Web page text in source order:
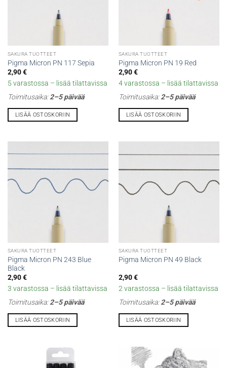
SAKURA TUOTTEET
Pigma Micron PN 117 Sepia
2,90€
5 varastossa – lisää tilattavissa
Toimitusaika:2–5 päivää
LISÄÄ OSTOSKORIIN
SAKURA TUOTTEET
Pigma Micron PN 19 Red
2,90€
4 varastossa – lisää tilattavissa
Toimitusaika:2–5 päivää
LISÄÄ OSTOSKORIIN
SAKURA TUOTTEET
Pigma Micron PN 243 Blue
Black
2,90€
3 varastossa – lisää tilattavissa
Toimitusaika:2–5 päivää
LISÄÄ OSTOSKORIIN
SAKURA TUOTTEET
Pigma Micron PN 49 Black
2,90€
2 varastossa – lisää tilattavissa
Toimitusaika:2–5 päivää
LISÄÄ OSTOSKORIIN